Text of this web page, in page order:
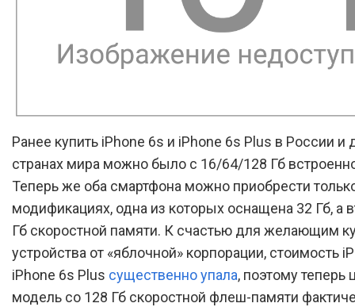
Ранее купить iPhone 6s и iPhone 6s Plus в России и
странах мира можно было с 16/64/128 Гб
Теперь же оба смартфона можно приобрести
модификациях, одна из которых оснащена 32 Гб, а
Гб скоростной памяти. К счастью для желающим
устройства от «яблочной» корпорации, стоимость
iPhone 6s Plus существенно упала, поэтому теперь
модель со 128 Гб скоростной флеш-памяти